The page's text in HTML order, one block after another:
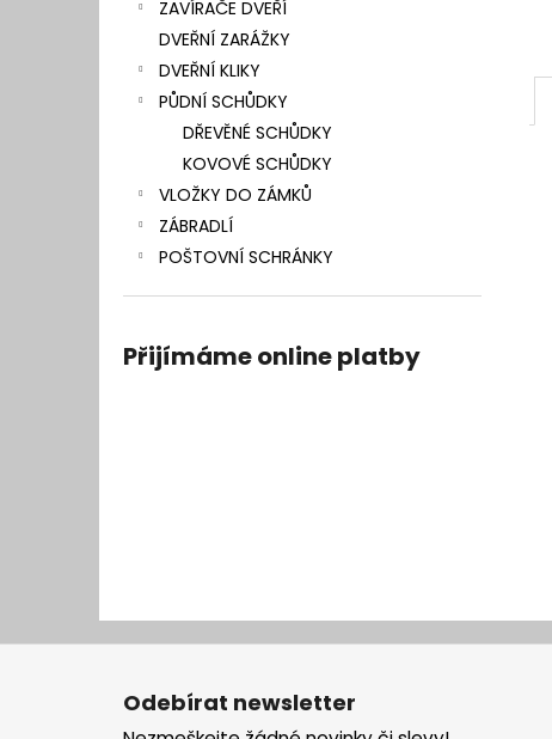
ZAVÍRAČE DVEŘÍ
DVEŘNÍ ZARÁŽKY
DVEŘNÍ KLIKY
PŮDNÍ SCHŮDKY
DŘEVĚNÉ SCHŮDKY
KOVOVÉ SCHŮDKY
VLOŽKY DO ZÁMKŮ
ZÁBRADLÍ
POŠTOVNÍ SCHRÁNKY
Přijímáme online platby
Z
Odebírat newsletter